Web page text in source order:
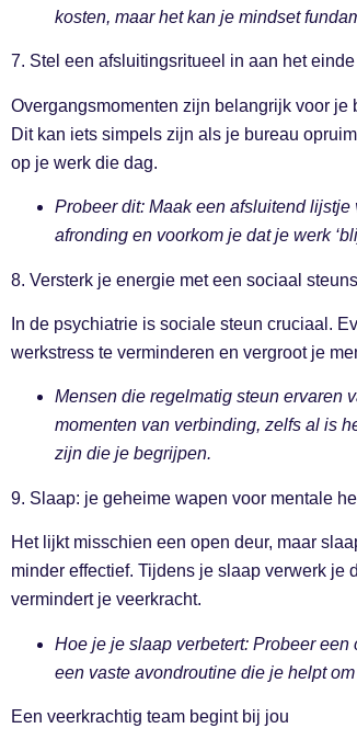
kosten, maar het kan je mindset
7. Stel een afsluitingsritueel in aan het
Overgangsmomenten zijn belangrijk voor je
Dit kan iets simpels zijn als je bureau
op je werk die dag.
Probeer dit: Maak een afsluitend
afronding en voorkom je dat je werk
8. Versterk je energie met een sociaal
In de psychiatrie is sociale steun cruciaal.
werkstress te verminderen en vergroot je
Mensen die regelmatig steun ervaren
momenten van verbinding, zelfs al is
zijn die je begrijpen.
9. Slaap: je geheime wapen voor mentale
Het lijkt misschien een open deur, maar
minder effectief. Tijdens je slaap verwerk je
vermindert je veerkracht.
Hoe je je slaap verbetert: Probeer
een vaste avondroutine die je helpt
Een veerkrachtig team begint bij jou